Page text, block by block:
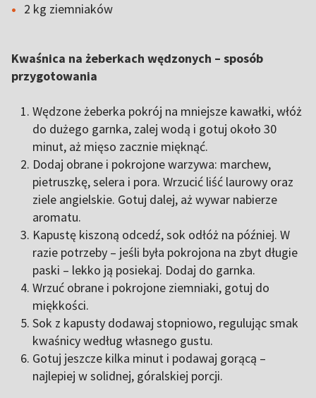
2 kg ziemniaków
Kwaśnica na żeberkach wędzonych – sposób
przygotowania
Wędzone żeberka pokrój na mniejsze kawałki, włóż
do dużego garnka, zalej wodą i gotuj około 30
minut, aż mięso zacznie mięknąć.
Dodaj obrane i pokrojone warzywa: marchew,
pietruszkę, selera i pora. Wrzucić liść laurowy oraz
ziele angielskie. Gotuj dalej, aż wywar nabierze
aromatu.
Kapustę kiszoną odcedź, sok odłóż na później. W
razie potrzeby – jeśli była pokrojona na zbyt długie
paski – lekko ją posiekaj. Dodaj do garnka.
Wrzuć obrane i pokrojone ziemniaki, gotuj do
miękkości.
Sok z kapusty dodawaj stopniowo, regulując smak
kwaśnicy według własnego gustu.
Gotuj jeszcze kilka minut i podawaj gorącą –
najlepiej w solidnej, góralskiej porcji.